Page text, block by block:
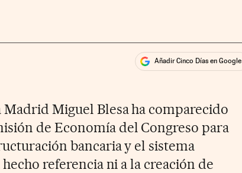
Añadir Cinco Días en Google
Miguel Blesa ha comparecido
de Economía del Congreso para
bancaria y el sistema
referencia ni a la creación de